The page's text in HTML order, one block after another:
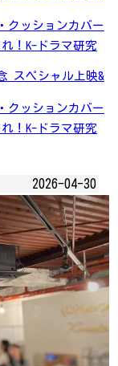
クッションカバー
！K-ドラマ研究
スペシャル上映&
クッションカバー
！K-ドラマ研究
2026-04-30